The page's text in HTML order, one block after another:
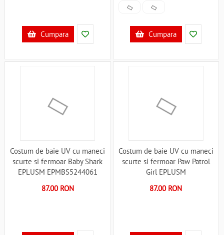
Cumpara Cumpara
Costum de baie UV cu maneci
scurte si fermoar Baby Shark
EPLUSM EPMBS5244061
87.00 RON
Costum de baie UV cu maneci
scurte si fermoar Paw Patrol
Girl EPLUSM
87.00 RON